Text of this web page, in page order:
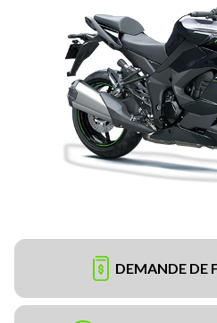
DEMANDE DE